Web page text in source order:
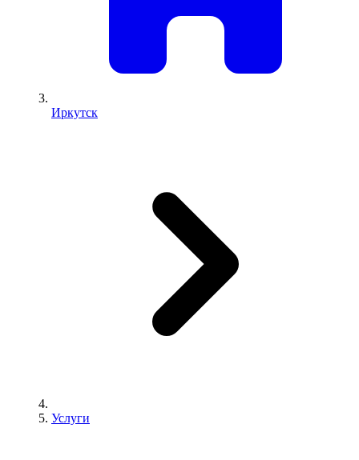
Иркутск
Услуги